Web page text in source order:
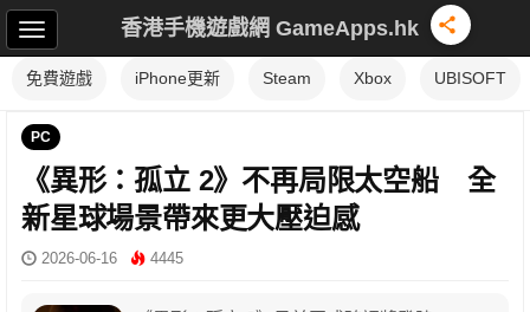
香港手機遊戲網 GameApps.hk
免費遊戲 iPhone更新 Steam Xbox UBISOFT
PC
《異形：孤立 2》不再局限太空船 全
新星球場景帶來更大壓迫感
2026-06-16 4445